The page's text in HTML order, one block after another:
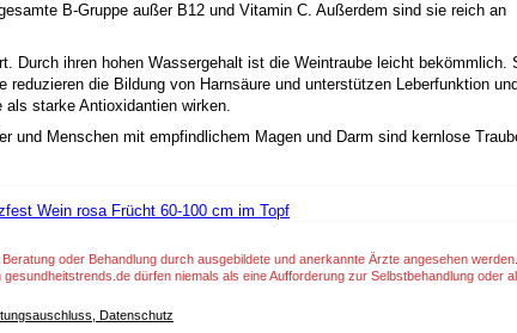
B-Gruppe außer B12 und Vitamin C. Außerdem sind sie reich an
Durch ihren hohen Wassergehalt ist die Weintraube leicht bekömmlich.
die Bildung von Harnsäure und unterstützen Leberfunktion und
starke Antioxidantien wirken.
und Menschen mit empfindlichem Magen und Darm sind kernlose
Wein rosa Frücht 60-100 cm im Topf
oder Behandlung durch ausgebildete und anerkannte Ärzte angesehen
dürfen niemals als eine Aufforderung zur Selbstbehandlung oder
Datenschutz